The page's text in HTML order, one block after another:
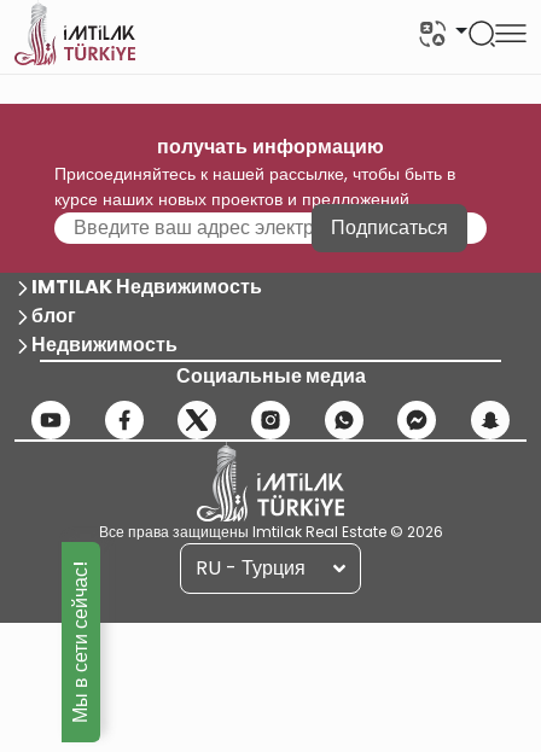
получать информацию
Присоединяйтесь к нашей рассылке, чтобы быть в
курсе наших новых проектов и предложений
Подписаться
IMTILAK Недвижимость
блог
Недвижимость
Социальные медиа
Все права защищены Imtilak Real Estate © 2026
RU - Турция
Мы в сети сейчас!